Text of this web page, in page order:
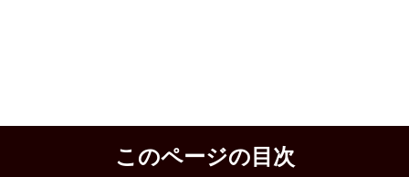
このページの目次